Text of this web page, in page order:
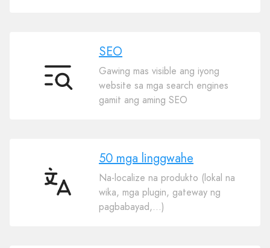
SEO
SEO
Gawing mas visible ang iyong
website sa mga search engines
gamit ang aming SEO
50
50 mga linggwahe
Na-localize na produkto (lokal na
wika, mga plugin, gateway ng
pagbabayad,…)